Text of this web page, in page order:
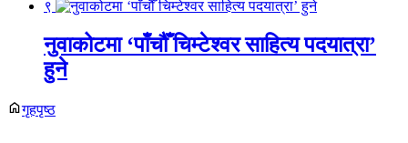
९
नुवाकोटमा ‘पाँचौँ चिम्टेश्वर साहित्य पदयात्रा’
हुने
गृहपृष्ठ